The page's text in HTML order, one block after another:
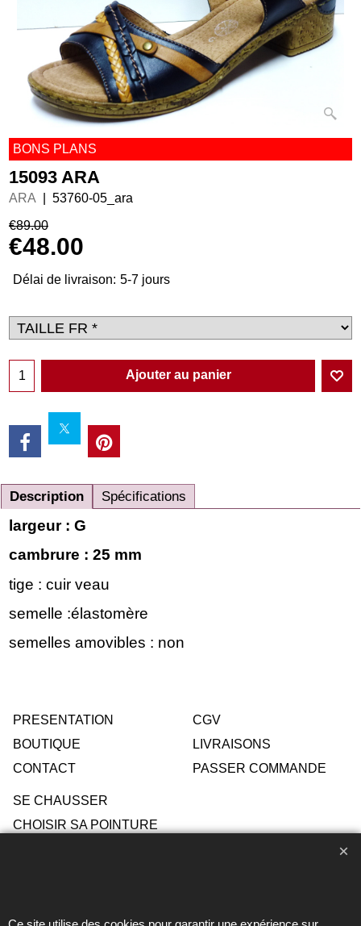
BONS PLANS
15093 ARA
ARA
53760-05_ara
€89.00
€48.00
Délai de livraison: 5-7 jours
Ajouter au panier
Description Spécifications
largeur : G
cambrure : 25 mm
tige : cuir veau
semelle :élastomère
semelles amovibles : non
PRESENTATION
BOUTIQUE
CONTACT
CGV
LIVRAISONS
PASSER COMMANDE
SE CHAUSSER
CHOISIR SA POINTURE